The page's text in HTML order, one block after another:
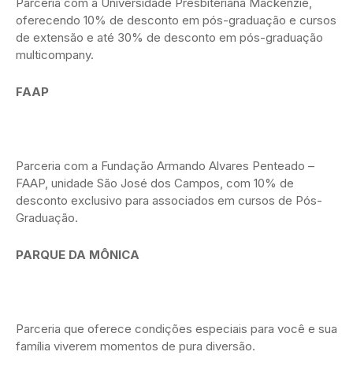
oferecendo 10% de desconto em pós-graduação e cursos
de extensão e até 30% de desconto em pós-graduação
multicompany.
FAAP
Parceria com a Fundação Armando Alvares Penteado –
FAAP, unidade São José dos Campos, com 10% de
desconto exclusivo para associados em cursos de Pós-
Graduação.
PARQUE DA MÔNICA
Parceria que oferece condições especiais para você e sua
família viverem momentos de pura diversão.